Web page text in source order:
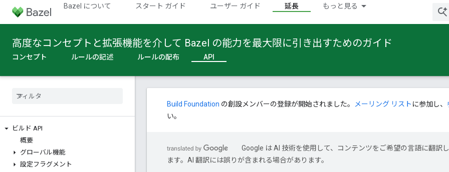
Bazel について スタート ガイド ユーザー ガイド 延長 もっと見る
高度なコンセプトと拡張機能を介して Bazel の能力を最大限に引き出すためのガイド
コンセプト ルールの記述 ルールの配布 API
ビルド API
概要
グローバル機能
設定フラグメント
Build Foundation の創設メンバーの登録が開始されました。 メーリング リスト に参加し、
い。
Google は AI 技術を使用して、コンテンツをご希望の言語に翻訳
ます。AI 翻訳には誤りが含まれる場合があります。